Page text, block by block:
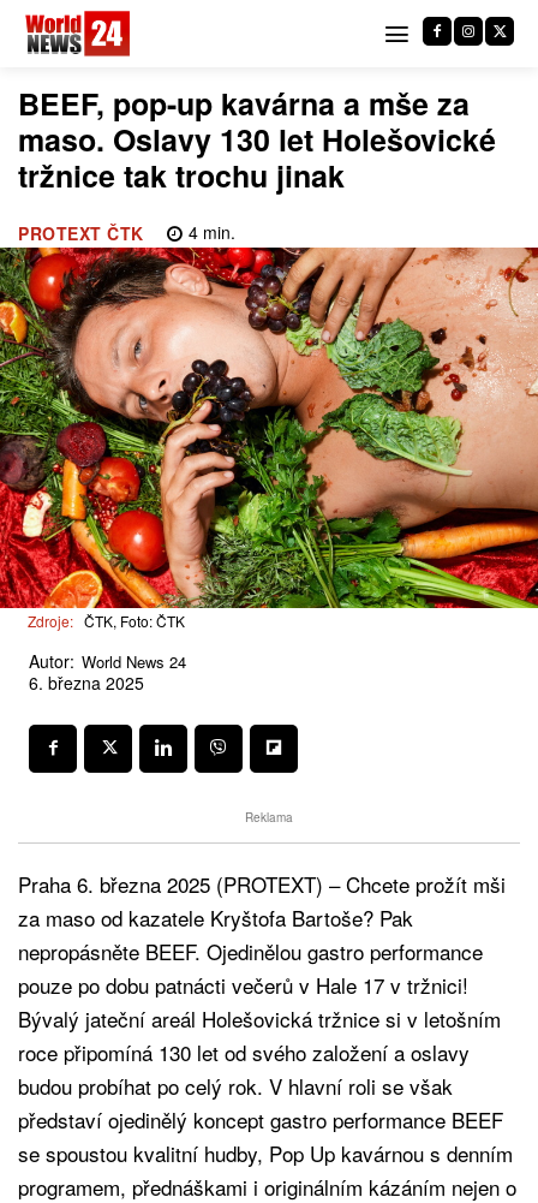
BEEF, pop-up kavárna a mše za
maso. Oslavy 130 let Holešovické
tržnice tak trochu jinak
PROTEXT ČTK 4min.
Zdroje: ČTK, Foto: ČTK
Autor: World News 24
6. března 2025
Reklama
Praha 6. března 2025 (PROTEXT) – Chcete prožít mši
za maso od kazatele Kryštofa Bartoše? Pak
nepropásněte BEEF. Ojedinělou gastro performance
pouze po dobu patnácti večerů v Hale 17 v tržnici!
Bývalý jateční areál Holešovická tržnice si v letošním
roce připomíná 130 let od svého založení a oslavy
budou probíhat po celý rok. V hlavní roli se však
představí ojedinělý koncept gastro performance BEEF
se spoustou kvalitní hudby, Pop Up kavárnou s denním
programem, přednáškami i originálním kázáním nejen o